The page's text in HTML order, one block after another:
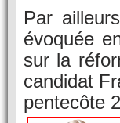
Par
évoquée
sur la
candidat
pentecôte